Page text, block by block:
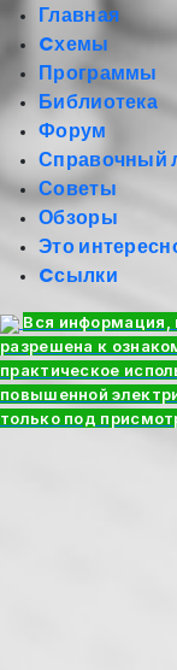
Главная
Cхемы
Программы
Библиотека
Форум
Справочный
Советы
Обзоры
Это
Cсылки
Вся информация,
разрешена к
практическое
повышенной
только под